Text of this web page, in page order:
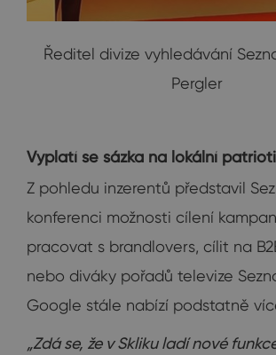
Ředitel divize vyhledávání
Pergler
Vyplatí se sázka na lokální
Z pohledu inzerentů představil
konferenci možnosti cílení
pracovat s brandlovers, cílit na
nebo diváky pořadů televize
Google stále nabízí podstatně
„Zdá se, že v Skliku ladí nové